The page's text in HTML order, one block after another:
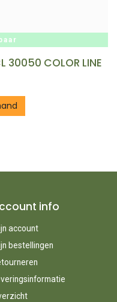
30050 COLOR LINE
info
account
bestellingen